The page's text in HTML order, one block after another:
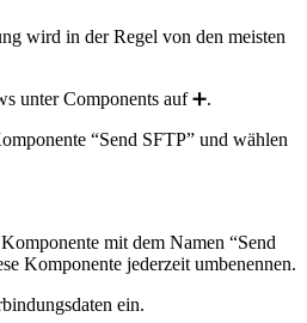
wird in der Regel von den meisten
unter Components auf ➕.
“Send SFTP” und wählen
mit dem Namen “Send
Komponente jederzeit umbenennen.
ein.